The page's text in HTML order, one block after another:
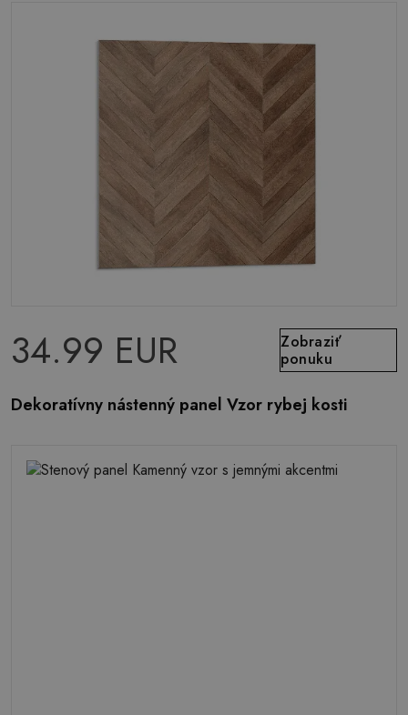
34.99 EUR
Zobraziť
ponuku
Dekoratívny nástenný panel Vzor rybej kosti